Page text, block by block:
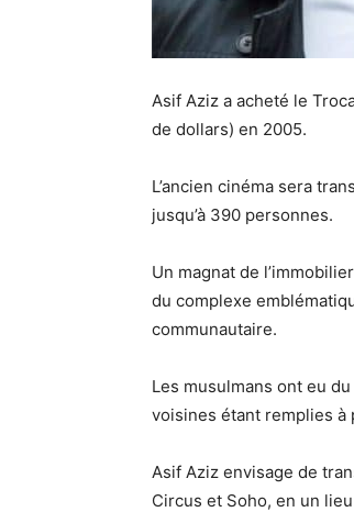
Asif Aziz a acheté le
de dollars) en 2005.
L’ancien cinéma sera
jusqu’à 390 personnes.
Un magnat de
du complexe
communautaire.
Les musulmans ont eu
voisines étant remplies à
Asif Aziz envisage de
Circus et Soho, en un